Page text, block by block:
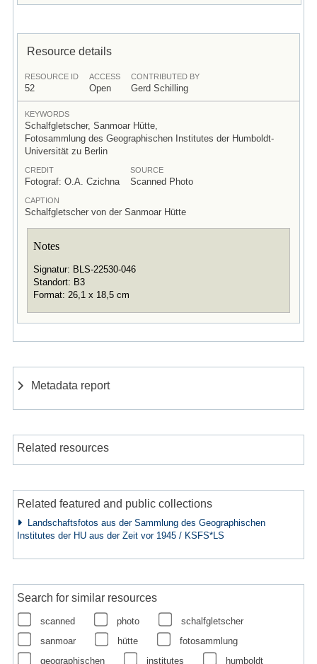
Resource details
RESOURCE ID
52
ACCESS
Open
CONTRIBUTED BY
Gerd Schilling
KEYWORDS
Schalfgletscher, Sanmoar Hütte,
Fotosammlung des Geographischen Institutes der Humboldt-
Universität zu Berlin
CREDIT
Fotograf: O.A. Czichna
SOURCE
Scanned Photo
CAPTION
Schalfgletscher von der Sanmoar Hütte
Notes
Signatur: BLS-22530-046
Standort: B3
Format: 26,1 x 18,5 cm
Metadata report
Related resources
Related featured and public collections
Landschaftsfotos aus der Sammlung des Geographischen
Institutes der HU aus der Zeit vor 1945 / KSFS*LS
Search for similar resources
scanned photo
schalfgletscher
sanmoar
hütte
fotosammlung
geographischen
institutes humboldt